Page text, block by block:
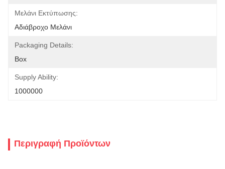
Μελάνι Εκτύπωσης:
Αδιάβροχο Μελάνι
Packaging Details:
Box
Supply Ability:
1000000
Περιγραφή Προϊόντων